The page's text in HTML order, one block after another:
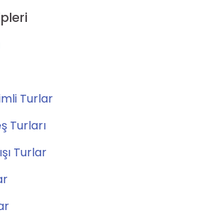
Turlar
Turları
Turlar